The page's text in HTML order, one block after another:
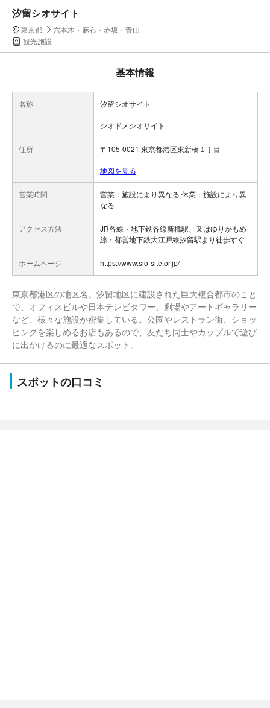
汐留シオサイト
東京都
六本木・麻布・赤坂・青山
観光施設
基本情報
名称 汐留シオサイト
シオドメシオサイト
住所 〒105-0021 東京都港区東新橋１丁目
地図を見る
営業時間
営業：施設により異なる 休業：施設により異
なる
アクセス方法
JR各線・地下鉄各線新橋駅、又はゆりかもめ
線・都営地下鉄大江戸線汐留駅より徒歩すぐ
ホームページ https://www.sio-site.or.jp/
東京都港区の地区名。汐留地区に建設された巨大複合都市のこと
で、オフィスビルや日本テレビタワー、劇場やアートギャラリー
など、様々な施設が密集している。公園やレストラン街、ショッ
ピングを楽しめるお店もあるので、友だち同士やカップルで遊び
に出かけるのに最適なスポット。
スポットの口コミ